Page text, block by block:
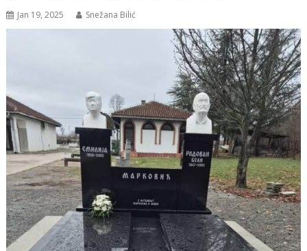
Jan 19, 2025 Snežana Bilić